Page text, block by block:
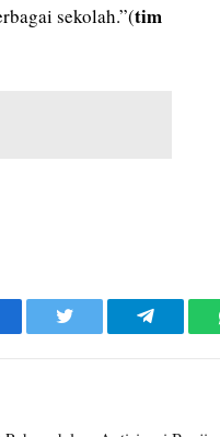
sekolah.”(tim
Twitter Telegram